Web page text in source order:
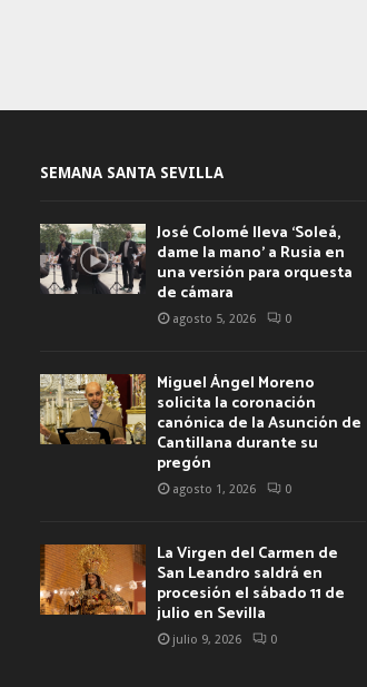
SEMANA SANTA SEVILLA
José Colomé lleva ‘Soleá,
dame la mano’ a Rusia en
una versión para orquesta
de cámara
agosto 5, 2026 0
Miguel Ángel Moreno
solicita la coronación
canónica de la Asunción de
Cantillana durante su
pregón
agosto 1, 2026 0
La Virgen del Carmen de
San Leandro saldrá en
procesión el sábado 11 de
julio en Sevilla
julio 9, 2026 0